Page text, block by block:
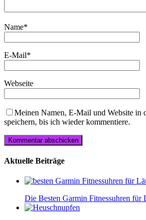
Name*
E-Mail*
Webseite
Meinen Namen, E-Mail und Website in
speichern, bis ich wieder kommentiere.
Aktuelle Beiträge
Die Besten Garmin Fitnessuhren für